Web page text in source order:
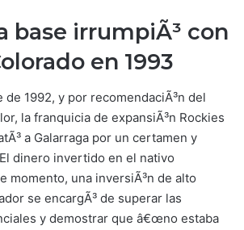
base irrumpiÃ³ con
en 1993
de 1992, y por recomendaciÃ³n del
la franquicia de expansiÃ³n Rockies
a Galarraga por un certamen y
dinero invertido en el nativo
momento, una inversiÃ³n de alto
se encargÃ³ de superar las
y demostrar que â€œno estaba